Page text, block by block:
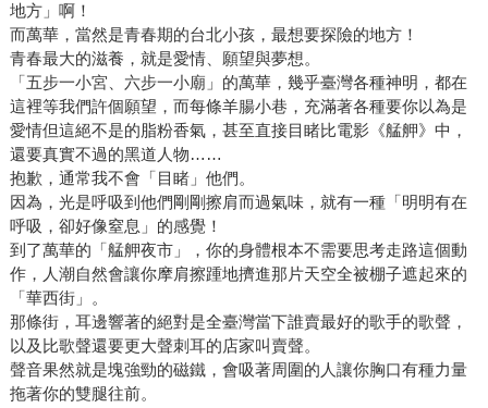
地方」啊！
而萬華，當然是青春期的台北小孩，最想要探險的地方！
青春最大的滋養，就是愛情、願望與夢想。
「五步一小宮、六步一小廟」的萬華，幾乎臺灣各種神明，都在
這裡等我們許個願望，而每條羊腸小巷，充滿著各種要你以為是
愛情但這絕不是的脂粉香氣，甚至直接目睹比電影《艋舺》中，
還要真實不過的黑道人物……
抱歉，通常我不會「目睹」他們。
因為，光是呼吸到他們剛剛擦肩而過氣味，就有一種「明明有在
呼吸，卻好像窒息」的感覺！
到了萬華的「艋舺夜市」，你的身體根本不需要思考走路這個動
作，人潮自然會讓你摩肩擦踵地擠進那片天空全被棚子遮起來的
「華西街」。
那條街，耳邊響著的絕對是全臺灣當下誰賣最好的歌手的歌聲，
以及比歌聲還要更大聲刺耳的店家叫賣聲。
聲音果然就是塊強勁的磁鐵，會吸著周圍的人讓你胸口有種力量
拖著你的雙腿往前。